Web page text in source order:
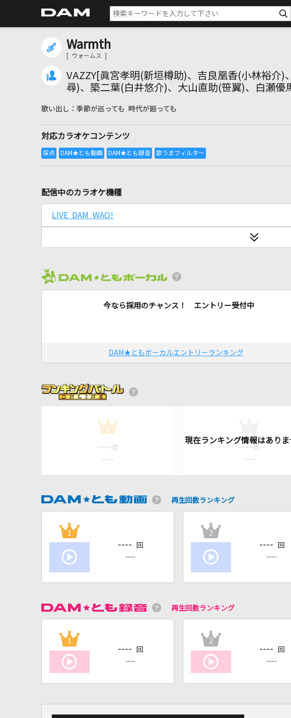
Warmth
[ ウォームス ]
VAZZY[眞宮孝明(新垣樽助)、吉良凰香(小林裕介)
尋)、築二葉(白井悠介)、大山直助(笹翼)、白瀬優
季節が巡っても 時代が廻っても
対応カラオケコンテンツ
配信中のカラオケ機種
LIVE DAM WAO!
今なら採用のチャンス！ エントリー受付中
DAM★ともボーカルエントリーランキング
1
---- 点
----
---- 点
----
再生回数ランキング
1
---- 回
----
2
---- 回
----
再生回数ランキング
1
---- 回
----
2
---- 回
----